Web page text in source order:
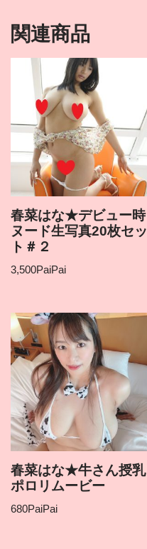
関連商品
春菜はな★デビュー時
ヌード生写真20枚セッ
ト＃２
3,500PaiPai
春菜はな★牛さん授乳
ポロリムービー
680PaiPai